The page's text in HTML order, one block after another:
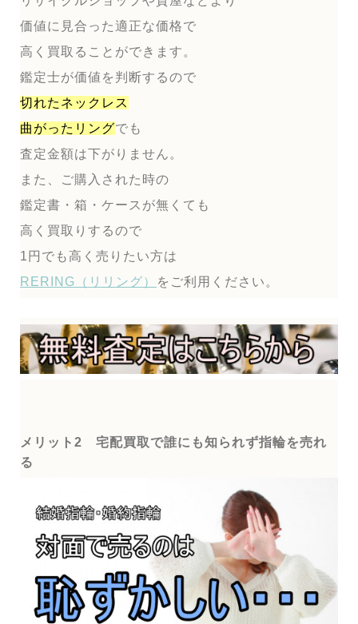
価値に見合った適正な価格で
高く買取ることができます。
鑑定士が価値を判断するので
切れたネックレス
曲がったリングでも
査定金額は下がりません。
また、ご購入された時の
鑑定書・箱・ケースが無くても
高く買取りするので
1円でも高く売りたい方は
RERING（リリング）
をご利用ください。
メリット2 宅配買取で誰にも知られず指輪を売れ
る